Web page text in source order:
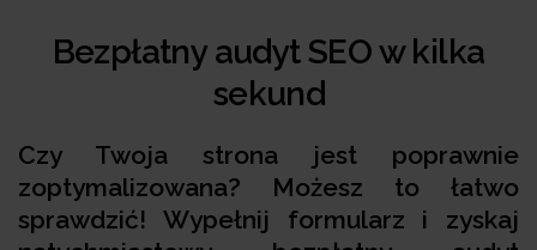
Bezpłatny audyt SEO w kilka
sekund
Czy Twoja strona jest poprawnie
zoptymalizowana? Możesz to łatwo
sprawdzić! Wypełnij formularz i zyskaj